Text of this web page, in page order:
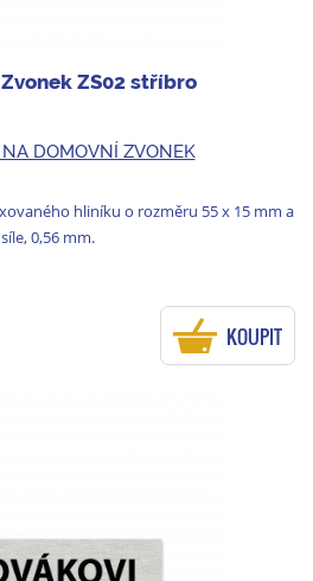
ZS02 stříbro
DOMOVNÍ ZVONEK
hliníku o rozměru 55 x 15 mm a
síle, 0,56 mm.
KOUPIT